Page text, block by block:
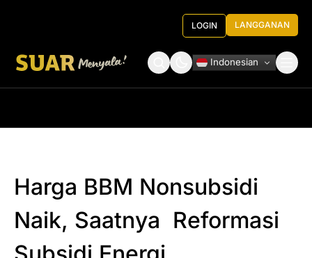
LOGIN LANGGANAN
Indonesian
Harga BBM Nonsubsidi
Naik, Saatnya Reformasi